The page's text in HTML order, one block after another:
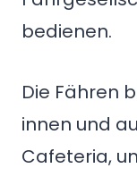
bedienen.
Die Fähren
innen und
Cafeteria,